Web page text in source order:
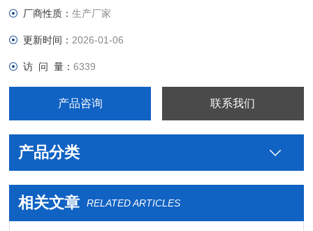
厂商性质：生产厂家
更新时间： 2026-01-06
访 问 量：6339
产品咨询 联系我们
产品分类
相关文章 RELATED ARTICLES